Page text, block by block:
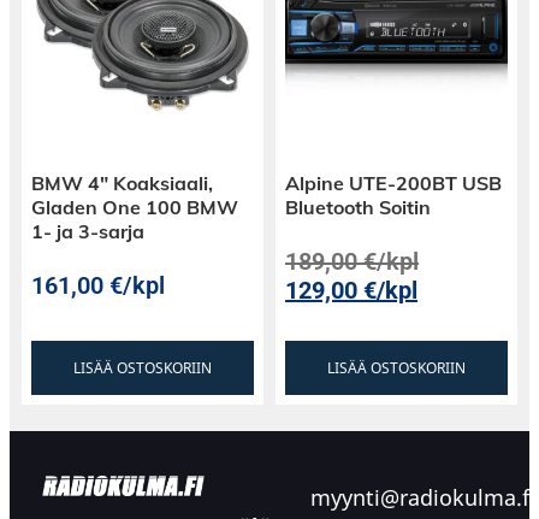
BMW 4″ Koaksiaali,
Gladen One 100 BMW
1- ja 3-sarja
161,00€/kpl
LISÄÄ OSTOSKORIIN
Alpine UTE-200BT USB
Bluetooth Soitin
189,00€/kpl
129,00€/kpl
LISÄÄ OSTOSKORIIN
myynti@radiokulma.fi